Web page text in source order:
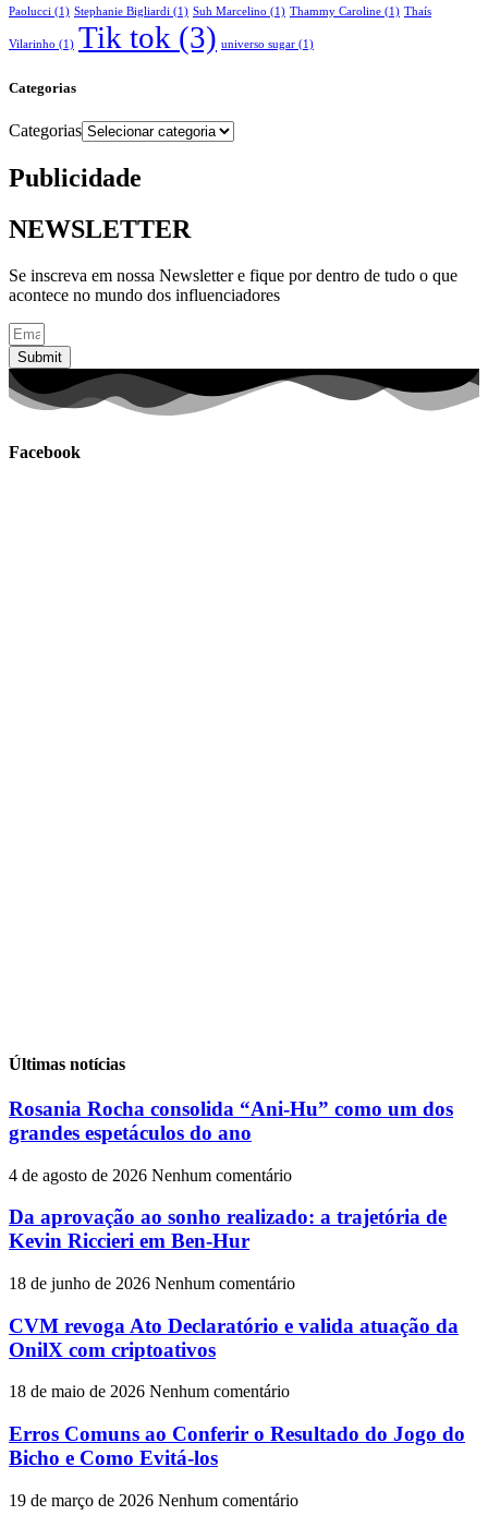
Paolucci (1) Stephanie Bigliardi (1) Suh Marcelino (1) Thammy Caroline (1) Thaís
Vilarinho (1) Tik tok (3) universo sugar (1)
Categorias
Categorias
Publicidade
NEWSLETTER
Se inscreva em nossa Newsletter e fique por dentro de tudo o que
acontece no mundo dos influenciadores
Submit
Facebook
Últimas notícias
Rosania Rocha consolida “Ani-Hu” como um dos
grandes espetáculos do ano
4 de agosto de 2026 Nenhum comentário
Da aprovação ao sonho realizado: a trajetória de
Kevin Riccieri em Ben-Hur
18 de junho de 2026 Nenhum comentário
CVM revoga Ato Declaratório e valida atuação da
OnilX com criptoativos
18 de maio de 2026 Nenhum comentário
Erros Comuns ao Conferir o Resultado do Jogo do
Bicho e Como Evitá-los
19 de março de 2026 Nenhum comentário